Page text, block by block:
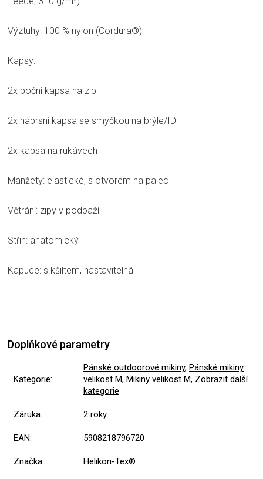
Výztuhy: 100 % nylon (Cordura®)
Kapsy:
2x boční kapsa na zip
2x náprsní kapsa se smyčkou na brýle/ID
2x kapsa na rukávech
Manžety: elastické, s otvorem na palec
Větrání: zipy v podpaží
Střih: anatomický
Kapuce: s kšiltem, nastavitelná
Doplňkové parametry
Kategorie:
Pánské outdoorové mikiny, Pánské mikiny
velikost M, Mikiny velikost M, Zobrazit další
kategorie
Záruka: 2 roky
EAN: 5908218796720
Značka: Helikon-Tex®